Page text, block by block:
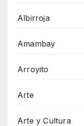
Albirroja
Amambay
Arroyito
Arte
Arte y Cultura